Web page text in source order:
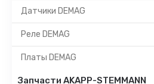
Датчики DEMAG
Реле DEMAG
Платы DEMAG
Запчасти AKAPP-STEMMANN